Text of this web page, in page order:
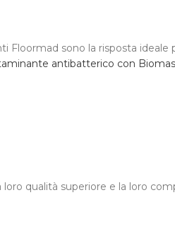
Floormad sono la risposta ideale
antibatterico con
qualità superiore e la loro